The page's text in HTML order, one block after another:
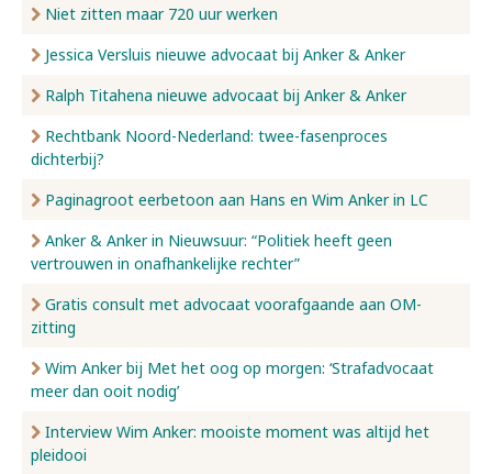
Niet zitten maar 720 uur werken
Jessica Versluis nieuwe advocaat bij Anker & Anker
Ralph Titahena nieuwe advocaat bij Anker & Anker
Rechtbank Noord-Nederland: twee-fasenproces
dichterbij?
Paginagroot eerbetoon aan Hans en Wim Anker in LC
Anker & Anker in Nieuwsuur: “Politiek heeft geen
vertrouwen in onafhankelijke rechter”
Gratis consult met advocaat voorafgaande aan OM-
zitting
Wim Anker bij Met het oog op morgen: ‘Strafadvocaat
meer dan ooit nodig’
Interview Wim Anker: mooiste moment was altijd het
pleidooi